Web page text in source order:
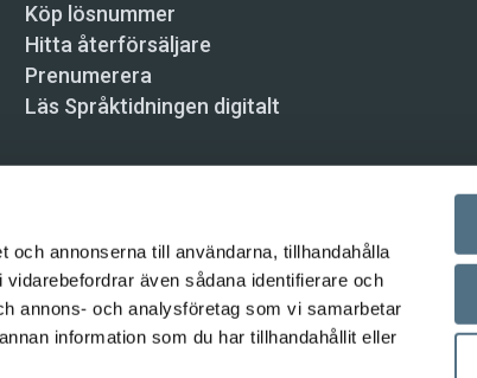
och annonserna till användarna, tillhandahålla
även sådana identifierare och
annons- och analysföretag som vi samarbetar
information som du har tillhandahållit eller
Köp lösnummer
Hitta återförsäljare
Prenumerera
Läs Språktidningen digitalt
8–17),kundtjanst@spraktidningen.se
metoder (robotar, spiders, indexering och liknande) är inte
skyddat.